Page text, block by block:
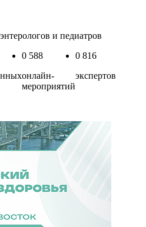
и педиатров
0 588
онлайн-
мероприятий
0 816
экспертов